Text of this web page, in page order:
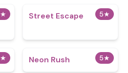
★ 5★
Street Escape
★ 5★
Neon Rush